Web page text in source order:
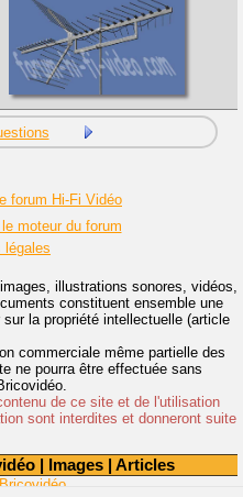
| Images | Articles
forum Hi-Fi Vidéo
moteur du forum
légales
illustrations sonores, vidéos,
constituent ensemble une
la propriété intellectuelle (article
commerciale même partielle des
ne pourra être effectuée sans
de ce site et de l'utilisation
sont interdites et donneront suite